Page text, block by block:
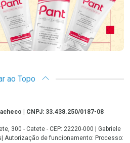
ao Topo
| CNPJ: 33.438.250/0187-08
300 - Catete - CEP: 22220-000 | Gabriele
Autorização de funcionamento: Processo: